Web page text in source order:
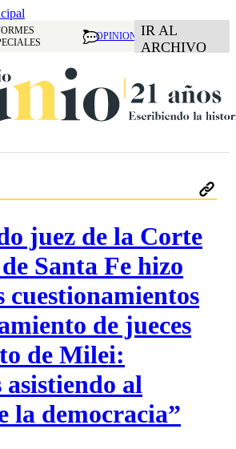
OPINION IR AL
ARCHIVO
juez de la Corte
Santa Fe hizo
cuestionamientos
de jueces
de Milei:
asistiendo al
la democracia”